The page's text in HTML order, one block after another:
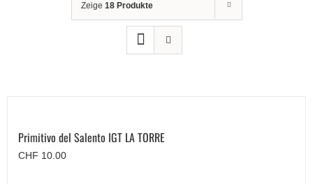
Zeige 18 Produkte
Primitivo del Salento IGT LA TORRE
CHF 10.00